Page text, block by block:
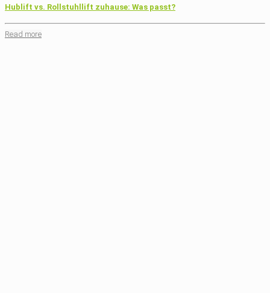
Hublift vs. Rollstuhllift zuhause: Was passt?
Read more